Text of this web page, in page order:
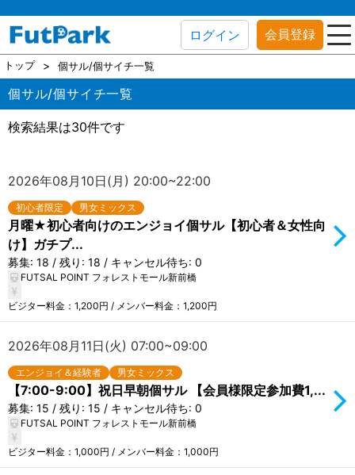
ログイン 会員登録
トップ 個サル/個サイチ一覧
個サル/個サイチ一覧
検索結果は30件です
2026年08月10日(月) 20:00~22:00
初心者限定 男女ミックス
月曜★初心者向けのエンジョイ個サル【初心者＆女性向
け】ガチプ...
募集: 18 / 残り: 18 / キャンセル待ち: 0
FUTSAL POINT フォレストモール新前橋
ビジター料金：1,200円 / メンバー料金：1,200円
2026年08月11日(火) 07:00~09:00
エンジョイ＆経験者 男女ミックス
【7:00-9:00】祝日早朝個サル 【会員様限定参加費1,...
募集: 15 / 残り: 15 / キャンセル待ち: 0
FUTSAL POINT フォレストモール新前橋
ビジター料金：1,000円 / メンバー料金：1,000円